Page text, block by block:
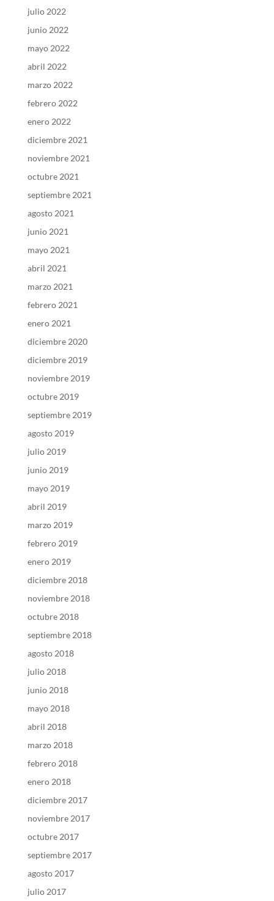
julio 2022
junio 2022
mayo 2022
abril 2022
marzo 2022
febrero 2022
enero 2022
diciembre 2021
noviembre 2021
octubre 2021
septiembre 2021
agosto 2021
junio 2021
mayo 2021
abril 2021
marzo 2021
febrero 2021
enero 2021
diciembre 2020
diciembre 2019
noviembre 2019
octubre 2019
septiembre 2019
agosto 2019
julio 2019
junio 2019
mayo 2019
abril 2019
marzo 2019
febrero 2019
enero 2019
diciembre 2018
noviembre 2018
octubre 2018
septiembre 2018
agosto 2018
julio 2018
junio 2018
mayo 2018
abril 2018
marzo 2018
febrero 2018
enero 2018
diciembre 2017
noviembre 2017
octubre 2017
septiembre 2017
agosto 2017
julio 2017